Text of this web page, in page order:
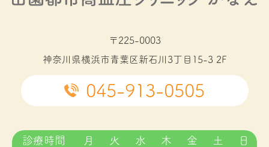
〒225-0003
神奈川県横浜市青葉区新石川3丁目15-3 2F
045-913-0505
診療時間 月 火 水 木 金 土 日